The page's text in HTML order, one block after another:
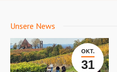
Unsere News
OKT.
31